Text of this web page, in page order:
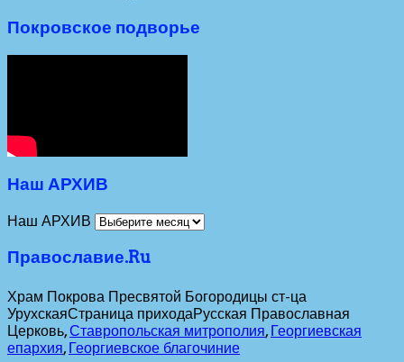
Покровское подворье
Наш АРХИВ
Наш АРХИВ
Православие.Ru
Храм Покрова Пресвятой Богородицы ст-ца
УрухскаяСтраница приходаРусская Православная
Церковь,Ставропольская митрополия,Георгиевская
епархия,Георгиевское благочиние